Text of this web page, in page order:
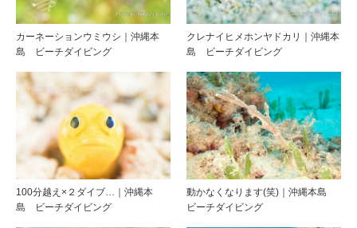
カーネーションウミウシ｜沖縄本
島 ビーチダイビング
クレナイヒメホンヤドカリ｜沖縄本
島 ビーチダイビング
100分越え×２ダイブ…｜沖縄本
島 ビーチダイビング
動かなくなります(笑)｜沖縄本島
ビーチダイビング